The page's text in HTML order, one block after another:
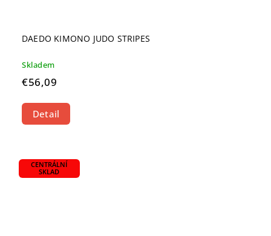
DAEDO KIMONO JUDO STRIPES
Skladem
€56,09
Detail
CENTRÁLNÍ
SKLAD